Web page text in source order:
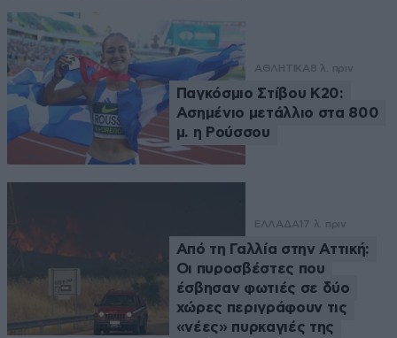
ΑΘΛΗΤΙΚΑ8 λ. πριν
Παγκόσμιο Στίβου Κ20:
Ασημένιο μετάλλιο στα 800
μ. η Ρούσσου
ΕΛΛΑΔΑ 17 λ. πριν
Από τη Γαλλία στην Αττική:
Οι πυροσβέστες που
έσβησαν φωτιές σε δύο
χώρες περιγράφουν τις
«νέες» πυρκαγιές της